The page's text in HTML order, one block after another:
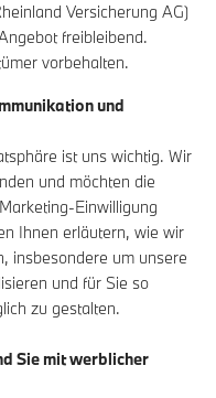
Versicherung AG)
freibleibend.
vorbehalten.
und
ist uns wichtig. Wir
und möchten die
Einwilligung
Ihnen erläutern, wie wir
insbesondere um unsere
und für Sie so
zu gestalten.
Sie mit werblicher